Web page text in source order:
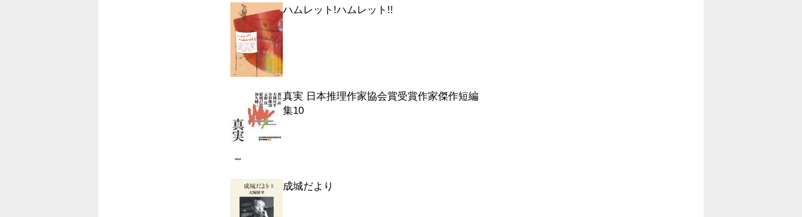
ハムレット!ハムレット!!
真実 日本推理作家協会賞受賞作家傑作短編
集10
成城だより